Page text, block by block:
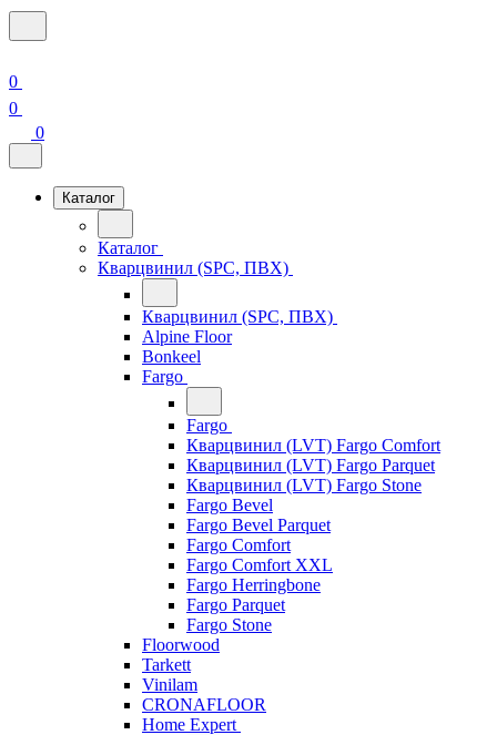
0
0
0
Каталог
Каталог
Кварцвинил (SPC, ПВХ)
Кварцвинил (SPC, ПВХ)
Alpine Floor
Bonkeel
Fargo
Fargo
Кварцвинил (LVT) Fargo Comfort
Кварцвинил (LVT) Fargo Parquet
Кварцвинил (LVT) Fargo Stone
Fargo Bevel
Fargo Bevel Parquet
Fargo Comfort
Fargo Comfort XXL
Fargo Herringbone
Fargo Parquet
Fargo Stone
Floorwood
Tarkett
Vinilam
CRONAFLOOR
Home Expert